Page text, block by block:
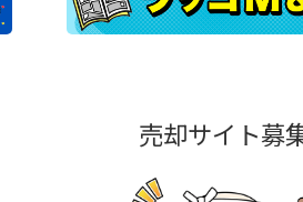
売却サイト募